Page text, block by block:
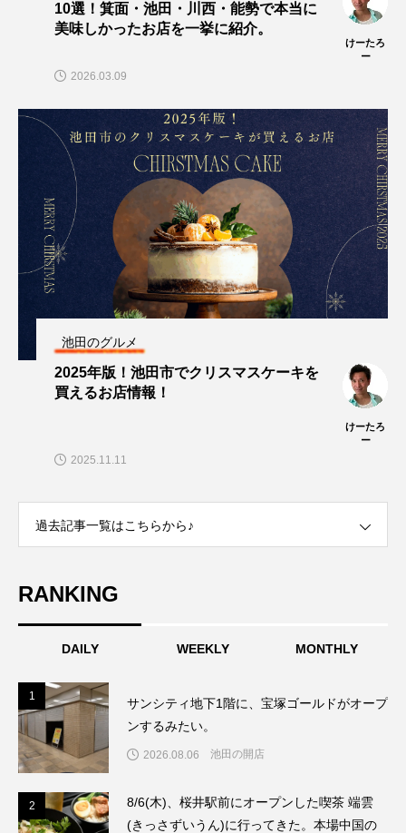
10選！箕面・池田・川西・能勢で本当に
美味しかったお店を一挙に紹介。
けーたろ
ー
2026.03.09
池田のグルメ
2025年版！池田市でクリスマスケーキを
買えるお店情報！
けーたろ
ー
2025.11.11
過去記事一覧はこちらから♪
RANKING
DAILY WEEKLY MONTHLY
1
サンシティ地下1階に、宝塚ゴールドがオープ
ンするみたい。
2026.08.06 池田の開店
2
8/6(木)、桜井駅前にオープンした喫茶 端雲
(きっさずいうん)に行ってきた。本場中国の